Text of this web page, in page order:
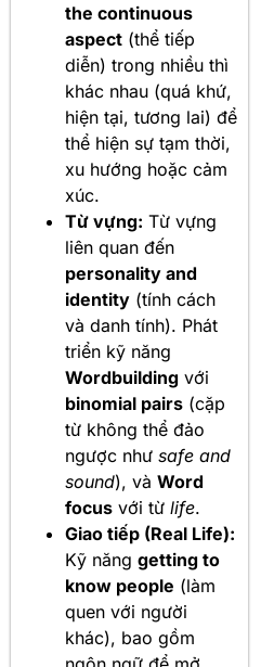
the continuous
aspect (thể tiếp
diễn) trong nhiều thì
khác nhau (quá khứ,
hiện tại, tương lai) để
thể hiện sự tạm thời,
xu hướng hoặc cảm
xúc.
Từ vựng: Từ vựng
liên quan đến
personality and
identity (tính cách
và danh tính). Phát
triển kỹ năng
Wordbuilding với
binomial pairs (cặp
từ không thể đảo
ngược như safe and
sound), và Word
focus với từ life.
Giao tiếp (Real Life):
Kỹ năng getting to
know people (làm
quen với người
khác), bao gồm